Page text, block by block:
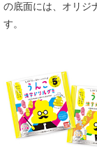
の底面には、オリジ
す。